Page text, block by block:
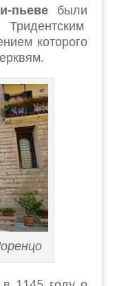
пьеве были
которого